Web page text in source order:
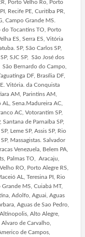
Porto Velho Ro, Porto
Recife PE, Curitiba PR,
Campo Grande MS.
do Tocantins TO, Porto
ES, Serra ES, Vitória
SP, São Carlos SP,
SJC SP, São José dos
São Bernardo do Campo,
DF, Brasília DF,
Vitória. da Conquista
AM, Parintins AM,
Sena.Madureira AC,
AC, Votorantim SP,
Santana de Parnaíba SP,
Leme SP, Assis SP, Rio
Massagistas. Salvador
Venezuela, Belem PA,
Palmas TO, Aracaju,
RO, Porto Alegre RS,
AL, Teresina PI, Rio
MS, Cuiabá MT,
Adolfo, Aguai, Aguas
Aguas de Sao Pedro,
Alto Alegre,
de Carvalho,
de Campos,